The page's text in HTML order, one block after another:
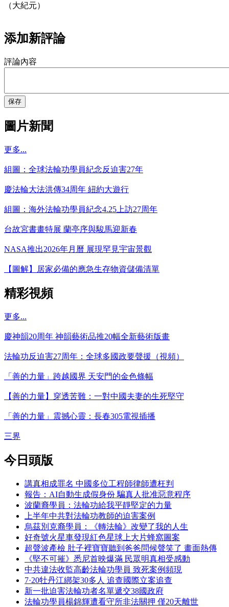
（大紀元）
添加新評論
評論內容
保存
圖片新聞
更多...
組圖：全球法輪功學員紀念反迫害27年
慶法輪大法洪傳34周年 紐約大遊行
組圖：海外法輪功學員紀念4.25上訪27周年
台故宮書畫特展 蘭亭序與駿馬迎新春
NASA推出2026年月曆 展現罕見宇宙景觀
【圖解】居家必備的應急生存物資儲備清單
精彩視頻
更多...
慶神韻20周年 神韻藝術品推20幅全新藝術版畫
法輪功反迫害27周年：全球多國政要聲援（視頻）
「善的力量」跨越國界 天安門的金色條幅
【善的力量】穿透苦難：一對中國夫妻的生死堅守
「善的力量」震撼心靈：長春305電視插播
三界
今日頭版
講真相成罪名 中國多位工程師律師遭枉判
報告：AI自動生成假身份 騙真人批准惡意程序
波蘭裔學員：法輪功給我平靜堅定的力量
上半年中共對法輪功教師的迫害案例
烏茲別克裔學員：《轉法輪》改變了我的人生
好奇號火星車發現紅色星球上大片蜂窩圖案
超聲波產檢 肚子裡寶寶聽到爸爸問候聲笑了 畫面熱傳
《堅不可摧》悉尼首映爆滿 民眾明真相受感動
中共違法收監高齡法輪功學員 致死案例頻現
7·20牡丹江綁架30多人 追查國際立案追查
新一批迫害法輪功者名單遞交38國政府
法輪功學員楊錦輝遭看守所非法關押 僅20天離世